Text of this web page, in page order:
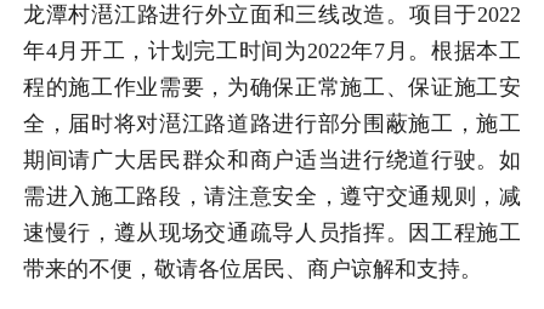
龙潭村潖江路进行外立面和三线改造。项目于2022
年4月开工，计划完工时间为2022年7月。根据本工
程的施工作业需要，为确保正常施工、保证施工安
全，届时将对潖江路道路进行部分围蔽施工，施工
期间请广大居民群众和商户适当进行绕道行驶。如
需进入施工路段，请注意安全，遵守交通规则，减
速慢行，遵从现场交通疏导人员指挥。因工程施工
带来的不便，敬请各位居民、商户谅解和支持。